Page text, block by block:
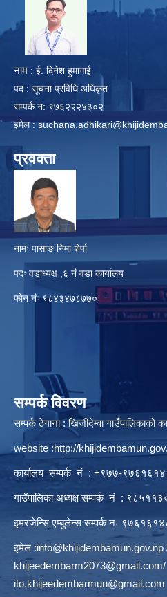
​
नाम : ई. दिनेश हुमागाई
पद : सूचना प्रविधि अधिकृत
सम्पर्क न: ९७६२२२४३०२
इमेल :
प्रवक्ता
नामः पासाङ निमा शेर्पा
पदः वडाध्यक्ष ,६ नं वडा कार्यालय
फाेन नंः ९८४३४७८७७०
सम्पर्क विवरण
सम्पर्क ठेगाना : खिजीदेम्वा गाउँपालिकाको
website :http://
कार्यालय सम्पर्क नं : +९७७-
गाउँपालिका अध्यक्ष सम्पर्क नं :
इमरजेन्सि एम्बुलेन्स सम्पर्क न‌ः
इमेल :info@khijidembamun.gov.np
khijeedembarm2073@gmail.com/
ito.khijeedembarmun@gmail.com